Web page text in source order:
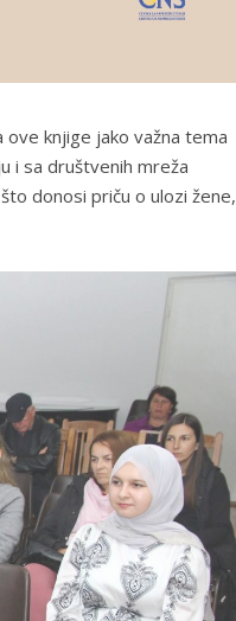
knjige jako važna tema
i sa društvenih mreža
donosi priču o ulozi žene,